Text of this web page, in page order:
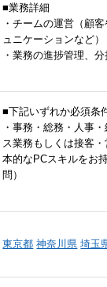
■業務詳細
・チームの運営（顧
ュニケーションなど）
・業務の進捗管理、分
■下記いずれか必須条
・事務・総務・人事
ス業務もしくは接客
本的なPCスキルをお
問）
東京都 神奈川県 埼玉